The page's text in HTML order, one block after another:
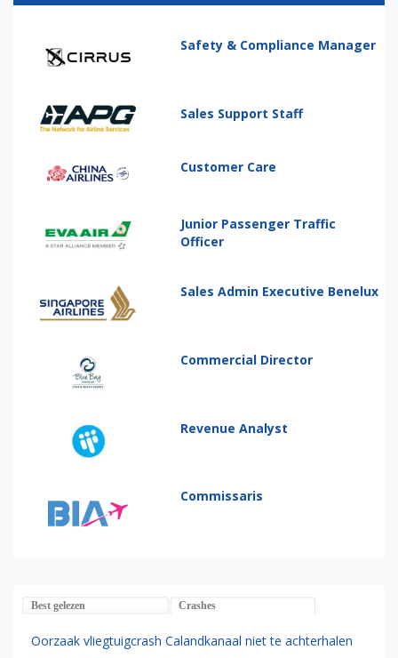
Safety & Compliance Manager
Sales Support Staff
Customer Care
Junior Passenger Traffic
Officer
Sales Admin Executive Benelux
Commercial Director
Revenue Analyst
Commissaris
Best gelezen Crashes
Oorzaak vliegtuigcrash Calandkanaal niet te achterhalen